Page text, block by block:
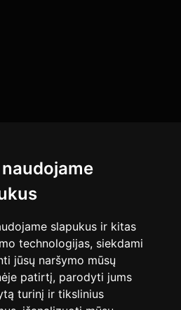
slapukus ir kitas
technologijas, siekdami
jūsų naršymo mūsų
patirtį, parodyti jums
turinį ir tikslinius
pasiekite platesnę auditoriją
mylėtojais. Kurkite, rodykite ir
vienoje vietoje.